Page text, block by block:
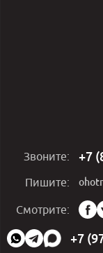
Звоните: +7
Пишите:
Смотрите:
Мы
в
сетях:
+7